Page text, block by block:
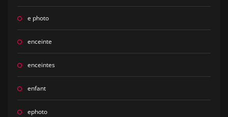
e photo
enceinte
enceintes
enfant
ephoto